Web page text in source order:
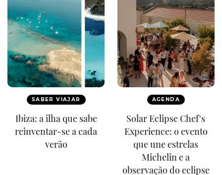
SABER VIAJAR
Ibiza: a ilha que sabe
reinventar-se a cada
verão
AGENDA
Solar Eclipse Chef's
Experience: o evento
que une estrelas
Michelin e a
observação do eclipse